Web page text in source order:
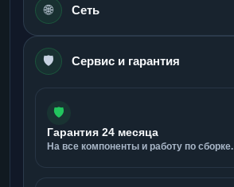
🌐 Сеть
🛡️ Сервис и гарантия
🛡️
Гарантия 24 месяца
На все компоненты и работу по сборке.